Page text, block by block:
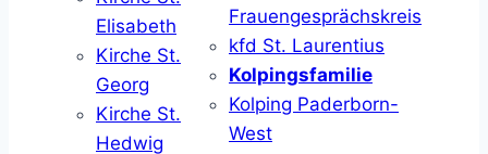
Elisabeth
Kirche St.
Georg
Kirche St.
Hedwig
Frauengesprächskreis
kfd St. Laurentius
Kolpingsfamilie
Kolping Paderborn-
West